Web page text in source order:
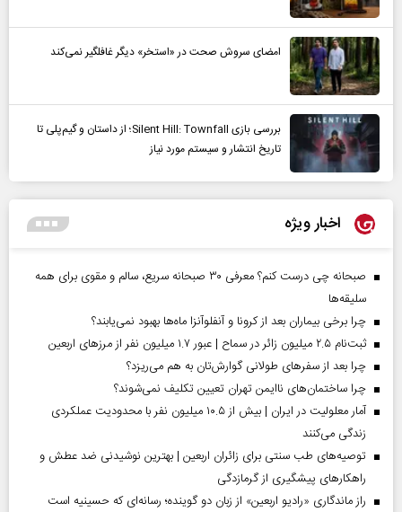
امضای سروش صحت در «استخر» دیگر غافلگیر نمی‌کند
بررسی بازی Silent Hill: Townfall؛ از داستان و گیم‌پلی تا
تاریخ انتشار و سیستم مورد نیاز
اخبار ویژه
صبحانه چی درست کنم؟ معرفی ۳۰ صبحانه سریع، سالم و مقوی برای همه
سلیقه‌ها
چرا برخی بیماران بعد از کرونا و آنفلوآنزا ماه‌ها بهبود نمی‌یابند؟
ثبت‌نام ۲.۵ میلیون زائر در سماح | عبور ۱.۷ میلیون نفر از مرز‌های اربعین
چرا بعد از سفرهای طولانی گوارش‌تان به هم می‌ریزد؟
چرا ساختمان‌های ناایمن تهران تعیین تکلیف نمی‌شوند؟
آمار معلولیت در ایران | بیش از ۱۰.۵ میلیون نفر با محدودیت عملکردی
زندگی می‌کنند
توصیه‌های طب سنتی برای زائران اربعین | بهترین نوشیدنی ضد عطش و
راهکارهای پیشگیری از گرمازدگی
راز ماندگاری «رادیو اربعین» از زبان دو گوینده؛ رسانه‌ای که حسینیه است